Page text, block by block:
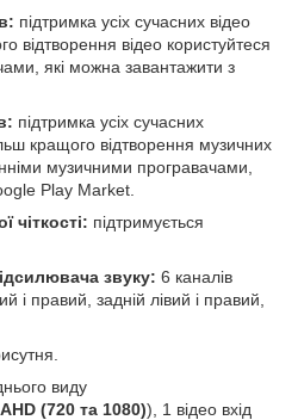
підтримка усіх сучасних відео
відтворення відео користуйтеся
які можна завантажити з
підтримка усіх сучасних
кращого відтворення музичних
музичними програвачами,
Play Market.
чіткості: підтримується
звуку: 6 каналів
і правий, задній лівий і правий,
виду
AHD (720 та 1080)), 1 відео вхід